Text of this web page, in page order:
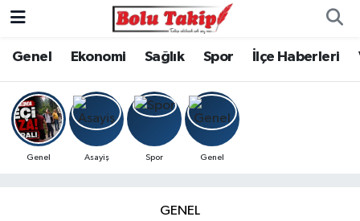
Genel Ekonomi Sağlık Spor İlçe Haberleri
Genel Asayiş Spor Genel
GENEL